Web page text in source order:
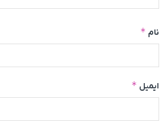
نام *
ایمیل *